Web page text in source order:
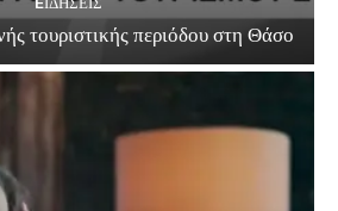
τουριστικής περιόδου στη Θάσο